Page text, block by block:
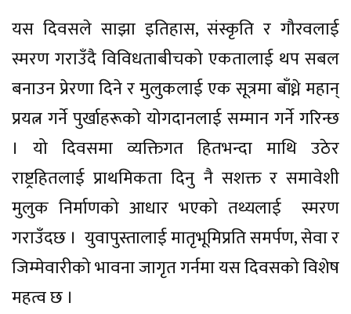
यस दिवसले साझा इतिहास, संस्कृति र गौरवलाई
स्मरण गराउँदै विविधताबीचको एकतालाई थप सबल
बनाउन प्रेरणा दिने र मुलुकलाई एक सूत्रमा बाँध्ने महान्
प्रयत्न गर्ने पुर्खाहरूको योगदानलाई सम्मान गर्ने गरिन्छ
। यो दिवसमा व्यक्तिगत हितभन्दा माथि उठेर
राष्ट्रहितलाई प्राथमिकता दिनु नै सशक्त र समावेशी
मुलुक निर्माणको आधार भएको तथ्यलाई स्मरण
गराउँदछ । युवापुस्तालाई मातृभूमिप्रति समर्पण, सेवा र
जिम्मेवारीको भावना जागृत गर्नमा यस दिवसको विशेष
महत्व छ ।